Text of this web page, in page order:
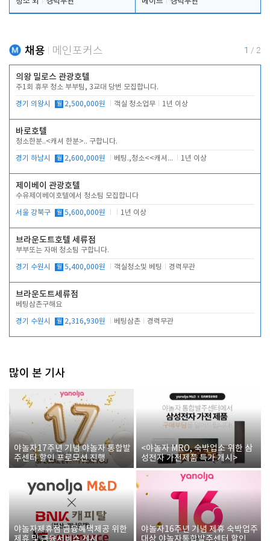
채용 메인포커스 1 / 2
의왕 밀로스 관광호텔
주1회 휴무 청소 부부팀, 3교대 당번 모집합니다.
경기 의왕시 월 2,500,000원 객실 청소업무 1년 이상
바로호텔
청소한분..<캐셔 한분>.. 구합니다.
경기 하남시 월 2,600,000원 베팅.,청소<<캐셔 모셔봅니다. 1년 이상
제이베이 관광호텔
수유제이베이호텔에서 청소팀 모집합니다
서울 강북구 월 5,600,000원 1년 이상
브라운도트호텔 세류점
부부또는 자매 청소팀 구합니다.
경기 수원시 월 5,400,000원 객실청소및 베팅 경력무관
브라운도트세류점
베팅삼촌구해요
경기 수원시 월 2,316,930원 베팅삼촌 경력무관
많이 본 기사
야놀자17주년 기념 야놀자 통합발
주센터 할인 프로모션 진행
<야놀자 MRO, 숙박업소 위한 삼
성전자 가전제품 특가 개시>
야놀자제휴점 금융혜택제공 위한
야놀자16주년 기념 제휴 숙박업주